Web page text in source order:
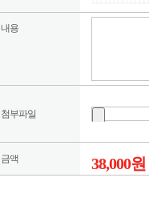
내용
첨부파일
금액 38,000원